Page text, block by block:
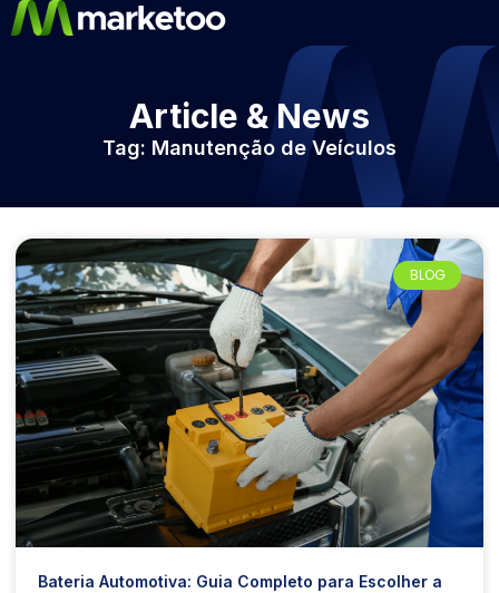
Article & News
Tag: Manutenção de Veículos
BLOG
Bateria Automotiva: Guia Completo para Escolher a